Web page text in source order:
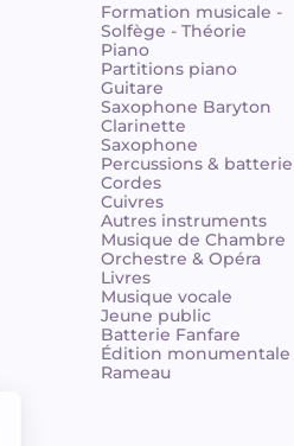
Formation musicale -
Solfège - Théorie
Piano
Partitions piano
Guitare
Saxophone Baryton
Clarinette
Saxophone
Percussions & batterie
Cordes
Cuivres
Autres instruments
Musique de Chambre
Orchestre & Opéra
Livres
Musique vocale
Jeune public
Batterie Fanfare
Édition monumentale
Rameau